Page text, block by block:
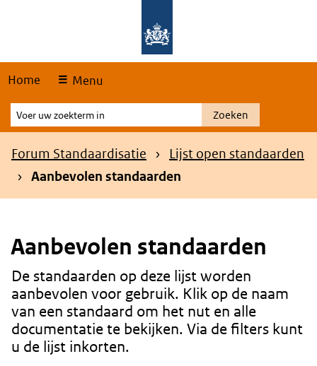
Home Menu
Voer
uw
zoekterm
Zoeken
Kruimelpad
Forum Standaardisatie
Lijst open standaarden
Aanbevolen standaarden
Aanbevolen standaarden
Content
De standaarden op deze lijst worden
aanbevolen voor gebruik. Klik op de naam
van een standaard om het nut en alle
documentatie te bekijken. Via de filters kunt
u de lijst inkorten.